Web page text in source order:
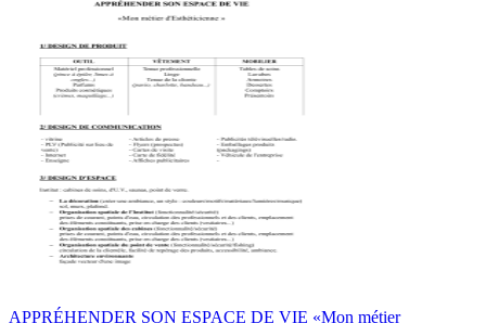
APPRÉHENDER SON ESPACE DE VIE «Mon métier